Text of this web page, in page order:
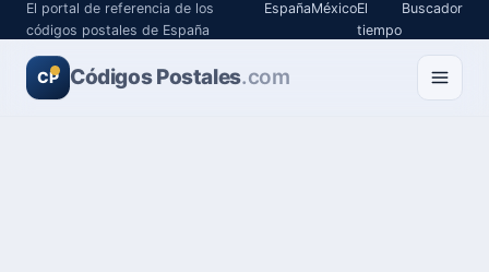
El portal de referencia de los
códigos postales de España
EspañaMéxicoEl
tiempo
Buscador
CP Códigos Postales.com